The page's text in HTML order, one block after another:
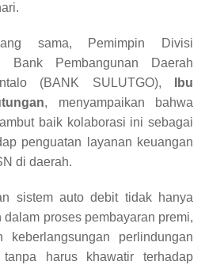
sama, Pemimpin Divisi
Bank Pembangunan Daerah
(BANK SULUTGO),
Ibu
, menyampaikan bahwa
baik kolaborasi ini sebagai
penguatan layanan keuangan
di daerah.
sistem auto debit tidak hanya
proses pembayaran premi,
keberlangsungan perlindungan
harus khawatir terhadap